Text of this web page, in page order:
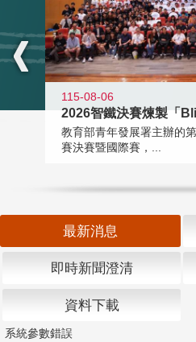
115-08-06
2026智鐵決賽煉製「
教育部青年發展署主辦的
賽決賽暨國際賽，...
最新消息
即時新聞澄清
資料下載
系統參數錯誤